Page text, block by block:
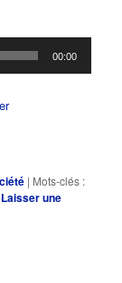
00:00
| Mots-clés :
Laisser une